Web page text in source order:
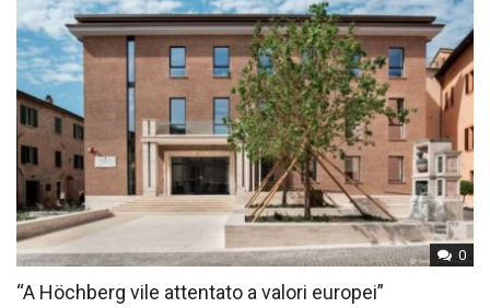
0
“A Höchberg vile attentato a valori europei”